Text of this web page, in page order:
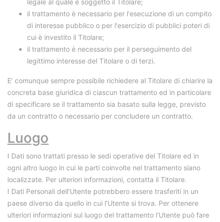
legale al quale è soggetto il Titolare;
il trattamento è necessario per l'esecuzione di un compito
di interesse pubblico o per l'esercizio di pubblici poteri di
cui è investito il Titolare;
il trattamento è necessario per il perseguimento del
legittimo interesse del Titolare o di terzi.
E’ comunque sempre possibile richiedere al Titolare di chiarire la
concreta base giuridica di ciascun trattamento ed in particolare
di specificare se il trattamento sia basato sulla legge, previsto
da un contratto o necessario per concludere un contratto.
Luogo
I Dati sono trattati presso le sedi operative del Titolare ed in
ogni altro luogo in cui le parti coinvolte nel trattamento siano
localizzate. Per ulteriori informazioni, contatta il Titolare.
I Dati Personali dell’Utente potrebbero essere trasferiti in un
paese diverso da quello in cui l’Utente si trova. Per ottenere
ulteriori informazioni sul luogo del trattamento l’Utente può fare